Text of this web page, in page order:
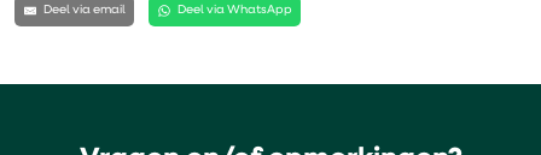
Deel via email Deel via WhatsApp